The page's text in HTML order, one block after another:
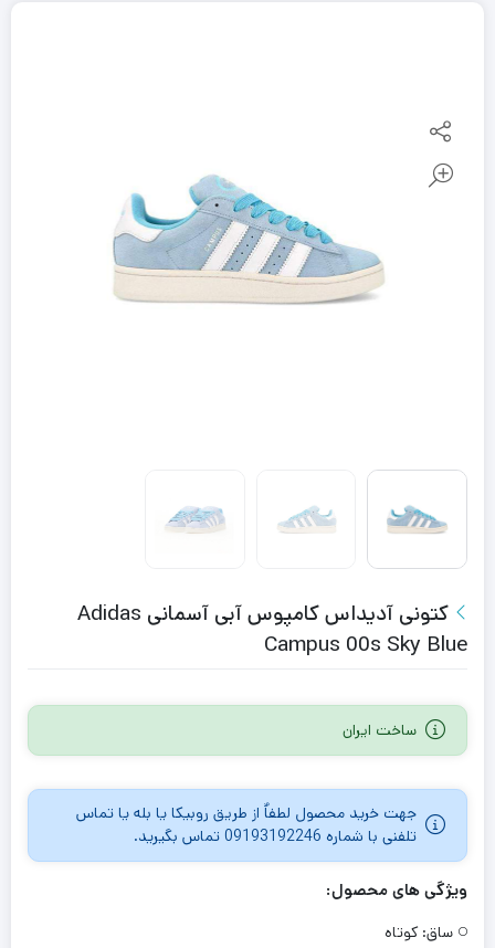
کتونى آدیداس کامپوس آبی آسمانی Adidas
Campus 00s Sky Blue
ساخت ایران
جهت خرید محصول لطفاٌ از طریق روبیکا یا بله یا تماس
تلفنی با شماره 09193192246 تماس بگیرید.
ویژگی های محصول:
ساق: کوتاه